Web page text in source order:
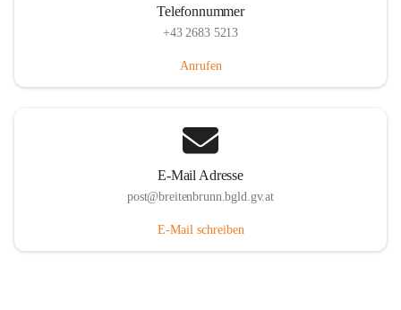
Telefonnummer
+43 2683 5213
Anrufen
E-Mail Adresse
post@breitenbrunn.bgld.gv.at
E-Mail schreiben